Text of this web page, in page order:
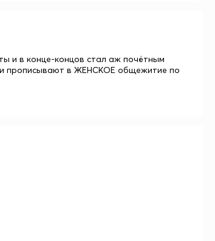
и в конце-концов стал аж почётным
прописывают в ЖЕНСКОЕ общежитие по